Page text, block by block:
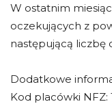
W ostatnim
oczekujących z
następującą liczbę
Dodatkowe
Kod placówki NFZ: